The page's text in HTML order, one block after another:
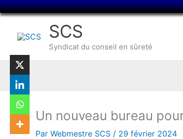
Aller
au
SCS
Syndicat du conseil en sûreté
Un nouveau bureau
Par Webmestre SCS / 29 février 2024